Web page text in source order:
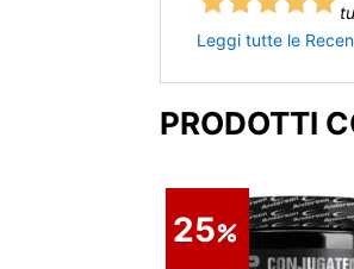
Leggi tutte le
PRODOTTI
25